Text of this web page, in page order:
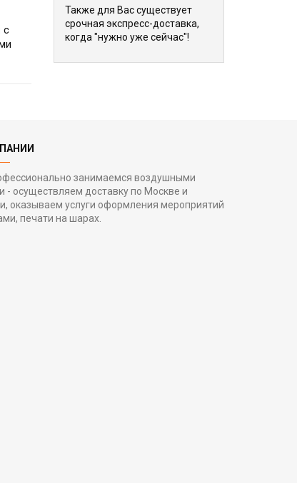
с
670 р.
Шар-сердце золотое С
днем Свадьбы с голубями,
Шар-сердце Кот и
Также для Вас существует
срочная экспресс-доставка,
когда "нужно уже сейчас"!
занимаемся воздушными
- осуществляем доставку по Москве и
оказываем услуги оформления мероприятий
печати на шарах.